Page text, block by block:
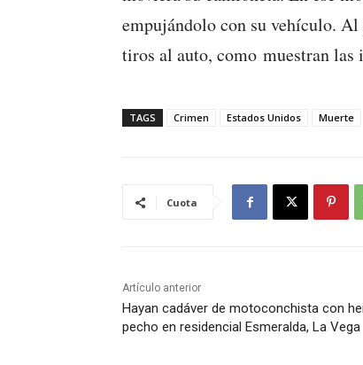
empujándolo con su vehículo.
tiros al auto, como muestran las
TAGS Crimen Estados Unidos Muerte
Cuota
Artículo anterior
Hayan cadáver de motoconchista con
pecho en residencial Esmeralda, La Vega